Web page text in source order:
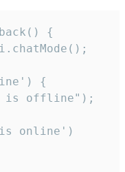
{
{
offline");
online')